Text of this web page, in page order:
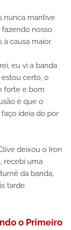
nunca mantive
nosso
causa maior.
eu vi a banda
certo, o
forte e bom
é que o
ideia do por
deixou o Iron
recebi uma
da banda,
tarde.
o Primeiro